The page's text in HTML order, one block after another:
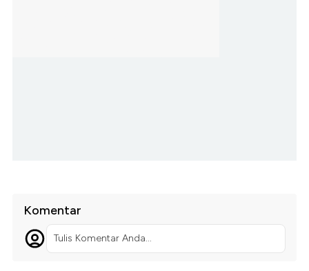
Komentar
Tulis Komentar Anda...